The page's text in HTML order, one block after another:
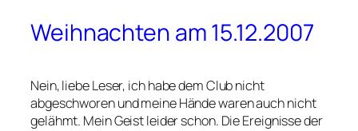
Weihnachten am 15.12.2007
Nein, liebe Leser, ich habe dem Club nicht
abgeschworen und meine Hände waren auch nicht
gelähmt. Mein Geist leider schon. Die Ereignisse der